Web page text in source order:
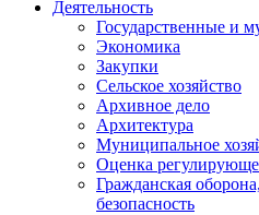
Деятельность
Государственные и
Экономика
Закупки
Сельское хозяйство
Архивное дело
Архитектура
Муниципальное
Оценка
Гражданская
безопасность